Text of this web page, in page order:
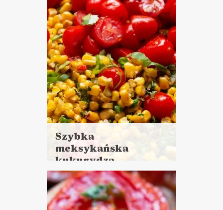
TOP 2020 ?
VEGANUARY ?
Szybka
meksykańska
kukurydza
Czytaj
więcej
Czas przygotowania: 15 minut